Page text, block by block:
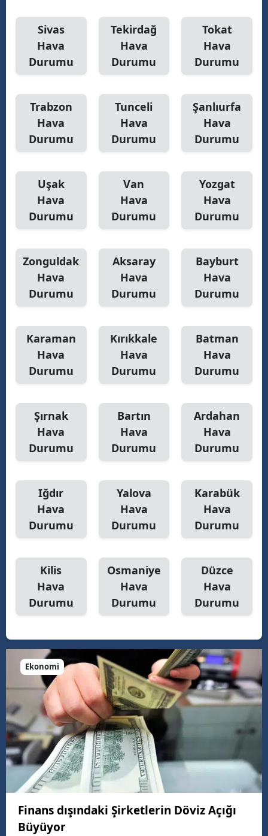
Sivas
Hava
Durumu
Tekirdağ
Hava
Durumu
Tokat
Hava
Durumu
Trabzon
Hava
Durumu
Tunceli
Hava
Durumu
Şanlıurfa
Hava
Durumu
Uşak
Hava
Durumu
Van
Hava
Durumu
Yozgat
Hava
Durumu
Zonguldak
Hava
Durumu
Aksaray
Hava
Durumu
Bayburt
Hava
Durumu
Karaman
Hava
Durumu
Kırıkkale
Hava
Durumu
Batman
Hava
Durumu
Şırnak
Hava
Durumu
Bartın
Hava
Durumu
Ardahan
Hava
Durumu
Iğdır
Hava
Durumu
Yalova
Hava
Durumu
Karabük
Hava
Durumu
Kilis
Hava
Durumu
Osmaniye
Hava
Durumu
Düzce
Hava
Durumu
Ekonomi
Finans dışındaki Şirketlerin Döviz Açığı
Büyüyor